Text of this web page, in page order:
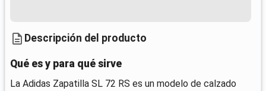
Descripción del producto
Qué es y para qué sirve
La Adidas Zapatilla SL 72 RS es un modelo de calzado